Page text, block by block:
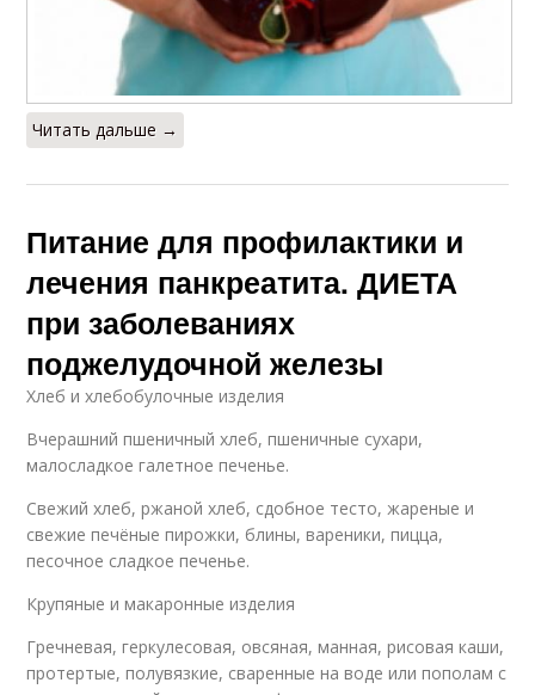
Читать дальше →
Питание для профилактики и
лечения панкреатита. ДИЕТА
при заболеваниях
поджелудочной железы
Хлеб и хлебобулочные изделия
Вчерашний пшеничный хлеб, пшеничные сухари,
малосладкое галетное печенье.
Свежий хлеб, ржаной хлеб, сдобное тесто, жареные и
свежие печёные пирожки, блины, вареники, пицца,
песочное сладкое печенье.
Крупяные и макаронные изделия
Гречневая, геркулесовая, овсяная, манная, рисовая каши,
протертые, полувязкие, сваренные на воде или пополам с